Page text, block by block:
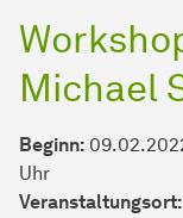
Michael
Beginn:
Uhr
Veranstaltungsort: